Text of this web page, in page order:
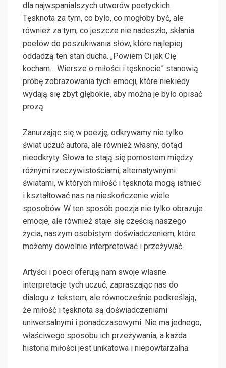
dla najwspanialszych utworów poetyckich.
Tęsknota za tym, co było, co mogłoby być, ale
również za tym, co jeszcze nie nadeszło, skłania
poetów do poszukiwania słów, które najlepiej
oddadzą ten stan ducha. „Powiem Ci jak Cię
kocham… Wiersze o miłości i tęsknocie” stanowią
próbę zobrazowania tych emocji, które niekiedy
wydają się zbyt głębokie, aby można je było opisać
prozą.
Zanurzając się w poezję, odkrywamy nie tylko
świat uczuć autora, ale również własny, dotąd
nieodkryty. Słowa te stają się pomostem między
różnymi rzeczywistościami, alternatywnymi
światami, w których miłość i tęsknota mogą istnieć
i kształtować nas na nieskończenie wiele
sposobów. W ten sposób poezja nie tylko obrazuje
emocje, ale również staje się częścią naszego
życia, naszym osobistym doświadczeniem, które
możemy dowolnie interpretować i przeżywać.
Artyści i poeci oferują nam swoje własne
interpretacje tych uczuć, zapraszając nas do
dialogu z tekstem, ale równocześnie podkreślają,
że miłość i tęsknota są doświadczeniami
uniwersalnymi i ponadczasowymi. Nie ma jednego,
właściwego sposobu ich przeżywania, a każda
historia miłości jest unikatowa i niepowtarzalna.